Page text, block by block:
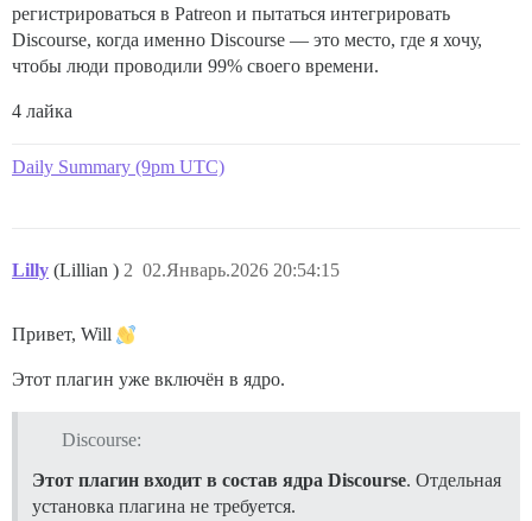
регистрироваться в Patreon и пытаться интегрировать
Discourse, когда именно Discourse — это место, где я хочу,
чтобы люди проводили 99% своего времени.
4 лайка
Daily Summary (9pm UTC)
Lilly (Lillian ) 02.Январь.2026 20:54:15
2
Привет, Will
Этот плагин уже включён в ядро.
Discourse:
Этот плагин входит в состав ядра Discourse. Отдельная
установка плагина не требуется.